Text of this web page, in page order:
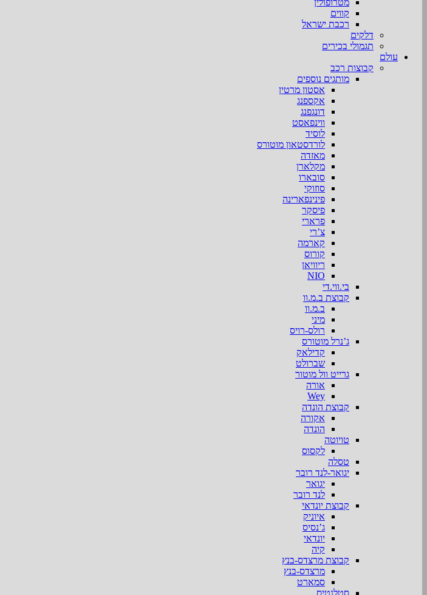
קווים
רכבת ישראל
דלקים
תגמולי בכירים
עולם
קבוצות רכב
מותגים נוספים
אסטון מרטין
אקספנג
דונגפנג
ווינפאסט
לוסיד
לורדסטאון מוטורס
מאזדה
מקלארן
סובארו
סוזוקי
פינינפארינה
פיסקר
פרארי
צ’רי
קארמה
קורוס
ריוויאן
NIO
בי.ווי.די
קבוצת ב.מ.וו
ב.מ.וו
מיני
רולס-רויס
ג’נרל מוטורס
קדילאק
שברולט
גרייט וול מוטור
אורה
Wey
קבוצת הונדה
אקורה
הונדה
טויוטה
לקסוס
טסלה
יגואר-לנד רובר
יגואר
לנד רובר
קבוצת יונדאי
איוניק
ג’נסיס
יונדאי
קיה
קבוצת מרצדס-בנץ
מרצדס-בנץ
סמארט
סטלנטיס